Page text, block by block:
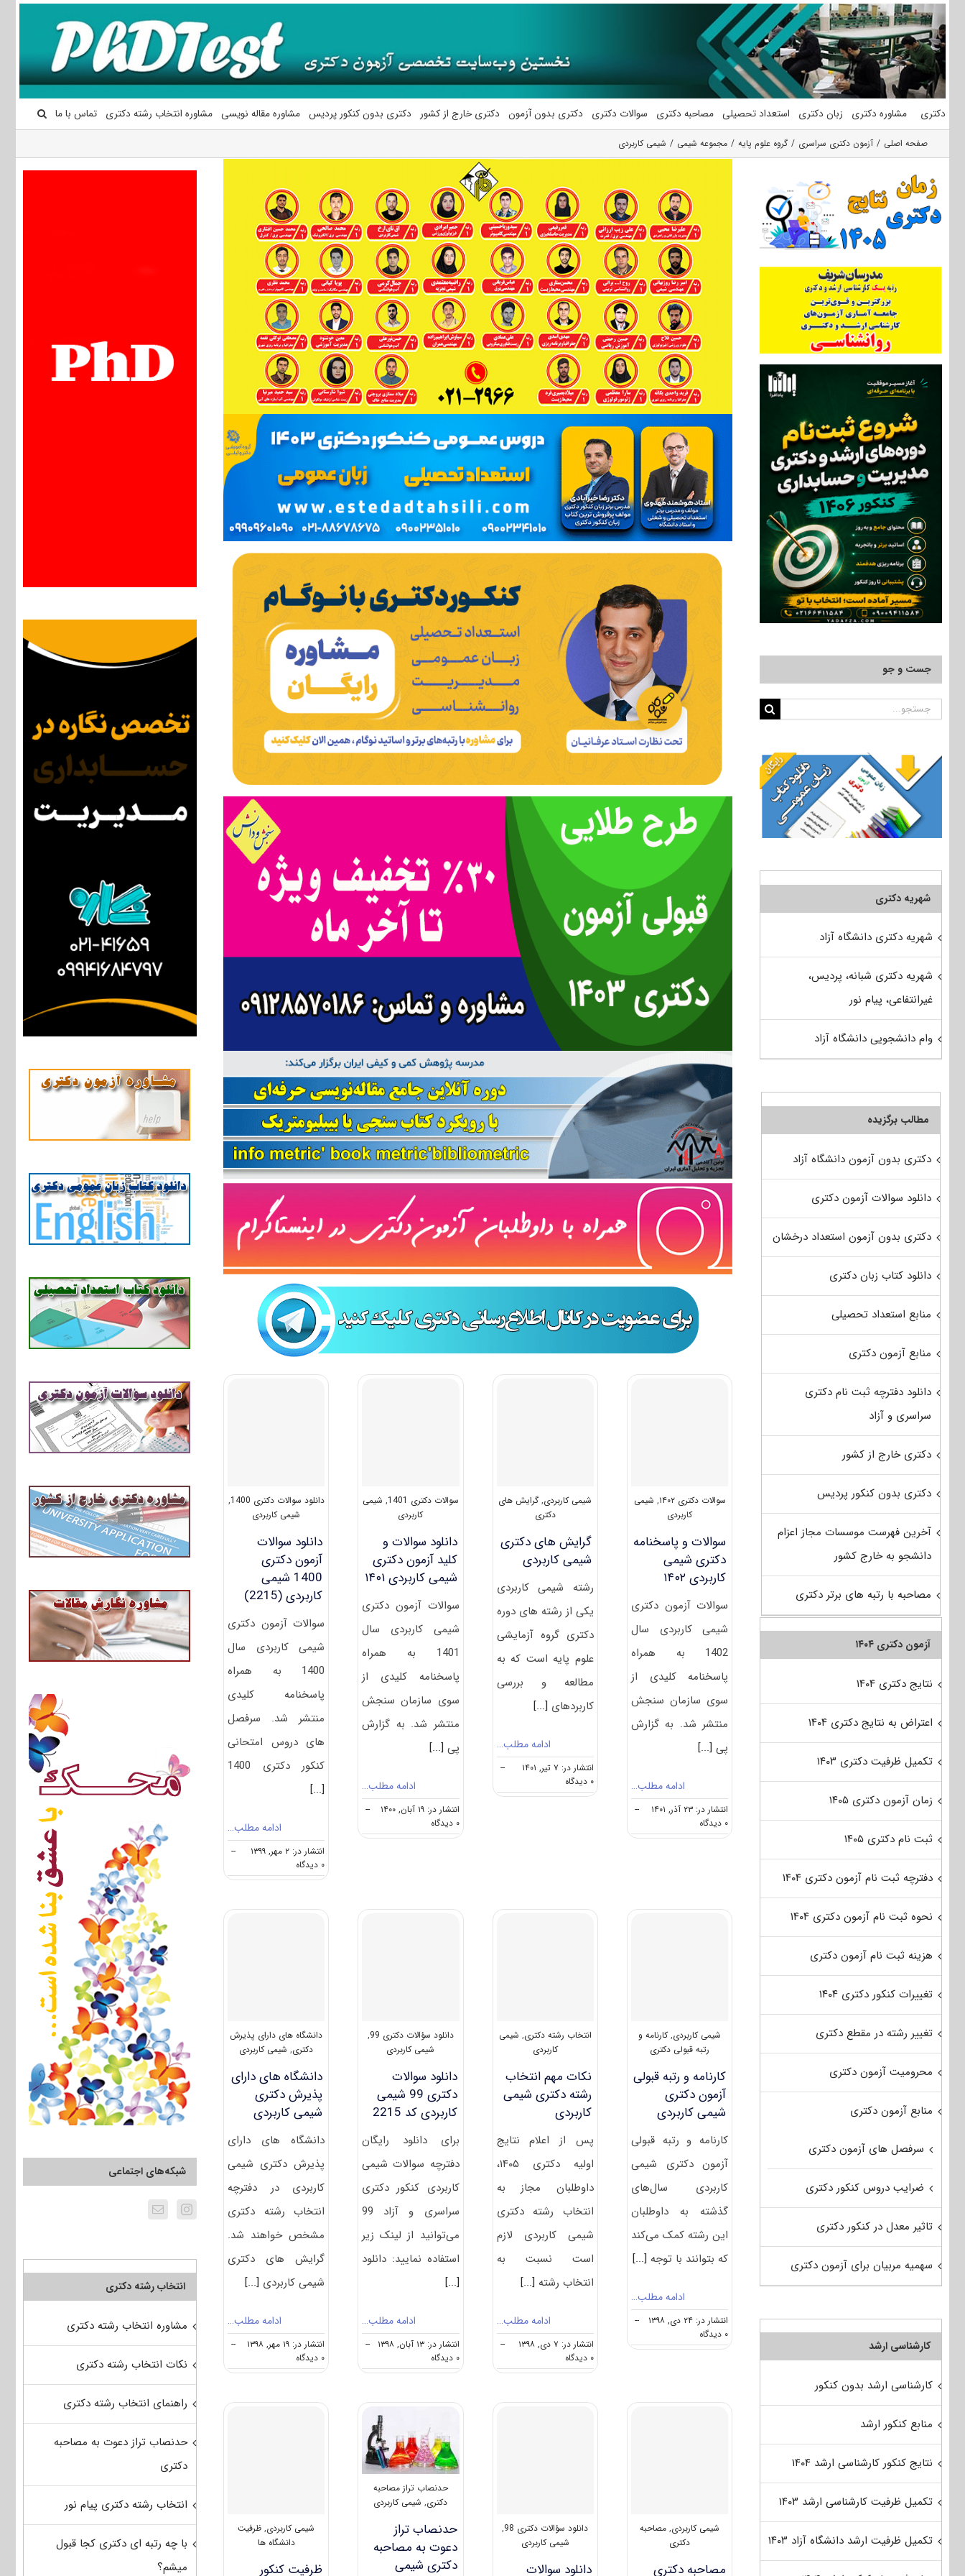
محتوا
دکتری مشاوره دکتری زبان دکتری استعداد تحصیلی مصاحبه دکتری سوالات دکتری دکتری بدون آزمون دکتری خارج از کشور دکتری بدون کنکور پردیس مشاوره مقاله نویسی مشاوره انتخاب رشته دکتری تماس با ما
صفحه اصلی آزمون دکتری سراسری گروه علوم پايه مجموعه شیمی شیمی کاربردی
سوالات دکتری ۱۴۰۲ , شیمی
کاربردی
سوالات و پاسخنامه
دکتری شیمی
کاربردی ۱۴۰۲
سوالات آزمون دکتری
شیمی کاربردی سال
1402 به همراه
پاسخنامه کلیدی از
سوی سازمان سنجش
منتشر شد. به گزارش
پی[...]
ادامه مطلب…
انتشار در: ۲۳ آذر, ۱۴۰۱
--
۰ دیدگاه
on
سوالات
شیمی کاربردی, گرایش های
دکتری
گرایش های دکتری
شیمی ﻛﺎرﺑﺮدی
رشته شیمی ﻛﺎرﺑﺮدی
یکی از رشته های دوره
دکتری گروه آزمایشی
علوم پایه است که به
مطالعه و بررسی
کاربردهای [...]
ادامه مطلب…
انتشار در: ۷ تیر, ۱۴۰۱
--
۰ دیدگاه
گرایش
سوالات دکتری 1401 , شیمی
کاربردی
دانلود سوالات و
کلید آزمون دکتری
شیمی کاربردی ۱۴۰۱
سوالات آزمون دکتری
شیمی کاربردی سال
1401 به همراه
پاسخنامه کلیدی از
سوی سازمان سنجش
منتشر شد. به گزارش
پی [...]
ادامه مطلب…
انتشار در: ۱۹ آبان, ۱۴۰۰
--
۰ دیدگاه
دانلود
دانلود سوالات دکتری 1400
,
شیمی کاربردی
دانلود سوالات
آزمون دکتری
1400 شیمی
کاربردی (2215)
سوالات آزمون دکتری
شیمی کاربردی سال
1400 به همراه
پاسخنامه کلیدی
منتشر شد. سرفصل
های دروس امتحانی
کنکور دکتری 1400
[...]
ادامه مطلب…
انتشار در: ۲ مهر, ۱۳۹۹
--
۰ دیدگاه
on
دانلود
شیمی کاربردی,کارنامه و
رتبه قبولی دکتری
کارنامه و رتبه قبولی
آزمون دکتری
شیمی ﻛﺎرﺑﺮدی
کارنامه و رتبه قبولی
آزمون دکتری شیمی
ﻛﺎرﺑﺮدی سال‌های
گذشته به داوطلبان
این رشته کمک می‌کند
که بتوانند با توجه [...]
ادامه مطلب…
انتشار در: ۲۴ دی, ۱۳۹۸
--
۰ دیدگاه
on
کارنامه
آزمون
انتخاب رشته دکتری, شیمی
کاربردی
نکات مهم انتخاب
رشته دکتری شیمی
کاربردی
پس از اعلام نتایج
اولیه دکتری ۱۴۰۵،
داوطلبان مجاز به
انتخاب رشته دکتری
شیمی کاربردی لازم
است نسبت به
انتخاب رشته [...]
ادامه مطلب…
انتشار در: ۷ دی, ۱۳۹۸
--
۰ دیدگاه
نکات
دانلود سؤالات دکتری 99
,
شیمی کاربردی
دانلود سوالات
دکتری 99 شیمی
کاربردی کد 2215
برای دانلود رایگان
دفترچه سوالات شیمی
کاربردی کنکور دکتری
سراسری و آزاد 99
می‌توانید از لینک زیر
استفاده نمایید: دانلود
[...]
ادامه مطلب…
انتشار در: ۱۳ آبان, ۱۳۹۸
--
۰ دیدگاه
دانلود
شیمی
کاربردی
کد
۲۲۱۵
دانشگاه های دارای پذیرش
دکتری, شیمی کاربردی
دانشگاه های دارای
پذیرش دکتری
شیمی کاربردی
دانشگاه های دارای
پذیرش دکتری شیمی
کاربردی در دفترچه
انتخاب رشته دکتری
مشخص خواهند شد.
گرایش های دکتری
شیمی کاربردی [...]
ادامه مطلب…
انتشار در: ۱۹ مهر, ۱۳۹۸
--
۰ دیدگاه
on
دانشگاه
شیمی کاربردی, مصاحبه
دکتری
مصاحبه دکتری
دانلود سؤالات دکتری 98
,
شیمی کاربردی
دانلود سوالات
حدنصاب تراز مصاحبه
دکتری, شیمی کاربردی
حدنصاب تراز
دعوت به مصاحبه
دکتری شیمی
شیمی کاربردی, ظرفیت
دانشگاه ها
ظرفیت کنکور
شبکه‌های اجتماعی
انتخاب رشته دکتری
مشاوره انتخاب رشته دکتری
نکات انتخاب رشته دکتری
راهنمای انتخاب رشته دکتری
حدنصاب تراز دعوت به مصاحبه
دکتری
انتخاب رشته دکتری پیام نور
با چه رتبه ای دکتری کجا قبول
میشم؟
جست و جو
جستجو
شهریه دکتری
شهریه دکتری دانشگاه آزاد
شهریه دکتری شبانه، پردیس،
غیرانتفاعی، پیام نور
وام دانشجویی دانشگاه آزاد
مطالب برگزیده
دکتری بدون آزمون دانشگاه آزاد
دانلود سوالات آزمون دکتری
دکتری بدون آزمون استعداد درخشان
دانلود کتاب زبان دکتری
منابع استعداد تحصیلی
منابع آزمون دکتری
دانلود دفترچه ثبت نام دکتری
سراسری و آزاد
دکتری خارج از کشور
دکتری بدون کنکور پردیس
آخرین فهرست موسسات مجاز اعزام
دانشجو به خارج کشور
مصاحبه با رتبه های برتر دکتری
آزمون دکتری ۱۴۰۴
نتایج دکتری ۱۴۰۴
اعتراض به نتایج دکتری ۱۴۰۴
تکمیل ظرفیت دکتری ۱۴۰۳
زمان آزمون دکتری ۱۴۰۵
ثبت نام دکتری ۱۴۰۵
دفترچه ثبت نام آزمون دکتری ۱۴۰۴
نحوه ثبت نام آزمون دکتری ۱۴۰۴
هزینه ثبت نام آزمون دکتری
تغییرات کنکور دکتری ۱۴۰۴
تغییر رشته در مقطع دکتری
محرومیت آزمون دکتری
منابع آزمون دکتری
سرفصل های آزمون دکتری
ضرایب دروس کنکور دکتری
تاثیر معدل در کنکور دکتری
سهمیه مربیان برای آزمون دکتری
کارشناسی ارشد
کارشناسی ارشد بدون کنکور
منابع کنکور ارشد
نتایج کنکور کارشناسی ارشد ۱۴۰۴
تکمیل ظرفیت کارشناسی ارشد ۱۴۰۳
تکمیل ظرفیت ارشد دانشگاه آزاد ۱۴۰۳